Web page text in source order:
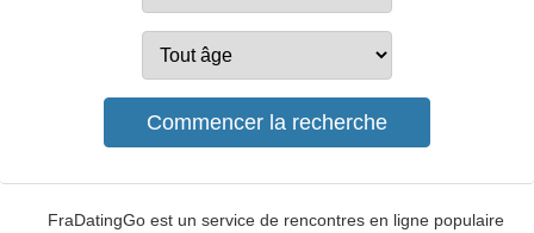
FraDatingGo est un service de rencontres en ligne populaire